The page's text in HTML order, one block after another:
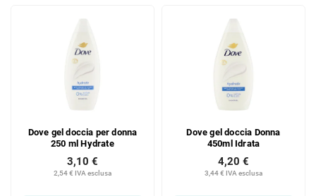
Dove gel doccia per donna
250 ml Hydrate
2,54 € IVA esclusa
3,10 €
Dove gel doccia Donna
450ml Idrata
3,44 € IVA esclusa
4,20 €